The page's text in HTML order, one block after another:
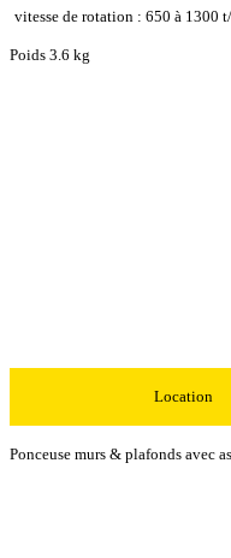
vitesse de rotation : 650 à 1300
Poids 3.6 kg
Location
Ponceuse murs & plafonds avec